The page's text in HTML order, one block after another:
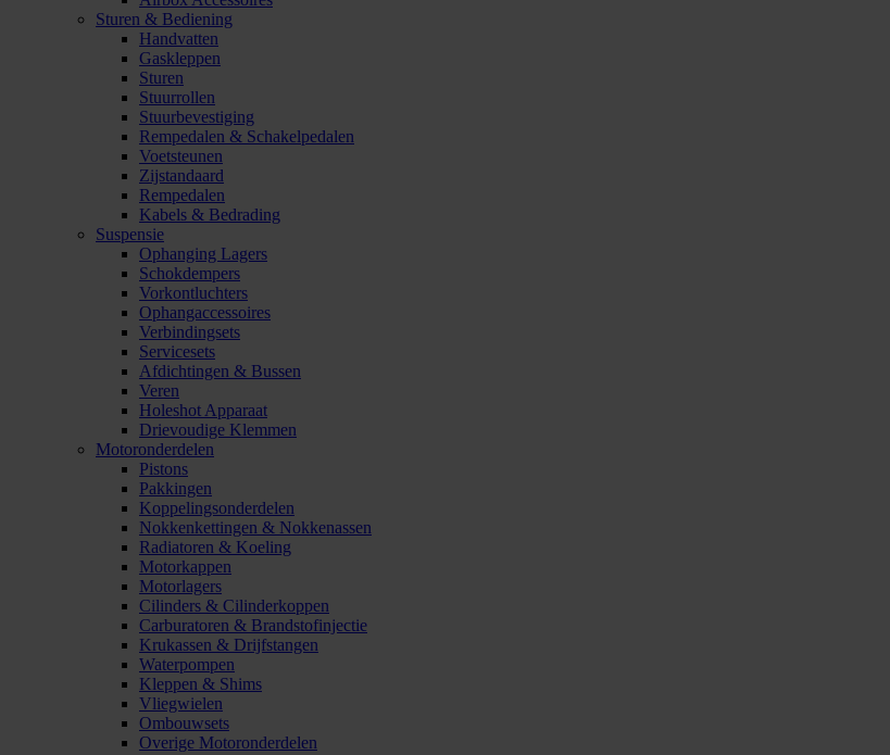
Sturen & Bediening
Handvatten
Gaskleppen
Sturen
Stuurrollen
Stuurbevestiging
Rempedalen & Schakelpedalen
Voetsteunen
Zijstandaard
Rempedalen
Kabels & Bedrading
Suspensie
Ophanging Lagers
Schokdempers
Vorkontluchters
Ophangaccessoires
Verbindingsets
Servicesets
Afdichtingen & Bussen
Veren
Holeshot Apparaat
Drievoudige Klemmen
Motoronderdelen
Pistons
Pakkingen
Koppelingsonderdelen
Nokkenkettingen & Nokkenassen
Radiatoren & Koeling
Motorkappen
Motorlagers
Cilinders & Cilinderkoppen
Carburatoren & Brandstofinjectie
Krukassen & Drijfstangen
Waterpompen
Kleppen & Shims
Vliegwielen
Ombouwsets
Overige Motoronderdelen